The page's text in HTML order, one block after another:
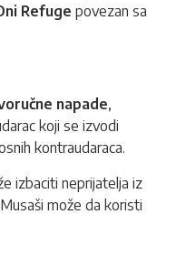
Refuge povezan sa
napade,
koji se izvodi
kontraudaraca.
izbaciti neprijatelja iz
može da koristi